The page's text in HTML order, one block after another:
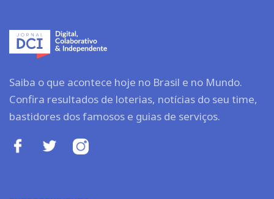
Saiba o que acontece hoje no Brasil e no Mundo.
Confira resultados de loterias, notícias do seu time,
bastidores dos famosos e guias de serviços.